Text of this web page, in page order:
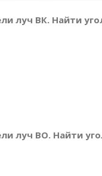
луч ВК. Найти
луч ВО. Найти